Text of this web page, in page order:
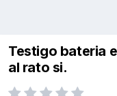
Testigo bateria
al rato si.